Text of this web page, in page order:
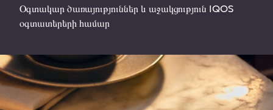
Օգտակար ծառայություններ և աջակցություն IQOS
օգտատերերի համար